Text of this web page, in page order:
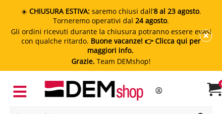
☀️ CHIUSURA ESTIVA: saremo chiusi dall’8 al 23 agosto.
Torneremo operativi dal 24 agosto.
Gli ordini ricevuti durante la chiusura potranno essere evasi
con qualche ritardo. Buone vacanze! 👉 Clicca qui per
maggiori info.
Grazie. Team DEMshop!